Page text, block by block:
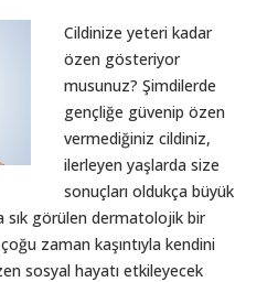
Cildinize yeteri kadar
özen gösteriyor
musunuz? Şimdilerde
gençliğe güvenip özen
vermediğiniz cildiniz,
ilerleyen yaşlarda size
sonuçları oldukça büyük
sık görülen dermatolojik bir
zaman kaşıntıyla kendini
sosyal hayatı etkileyecek